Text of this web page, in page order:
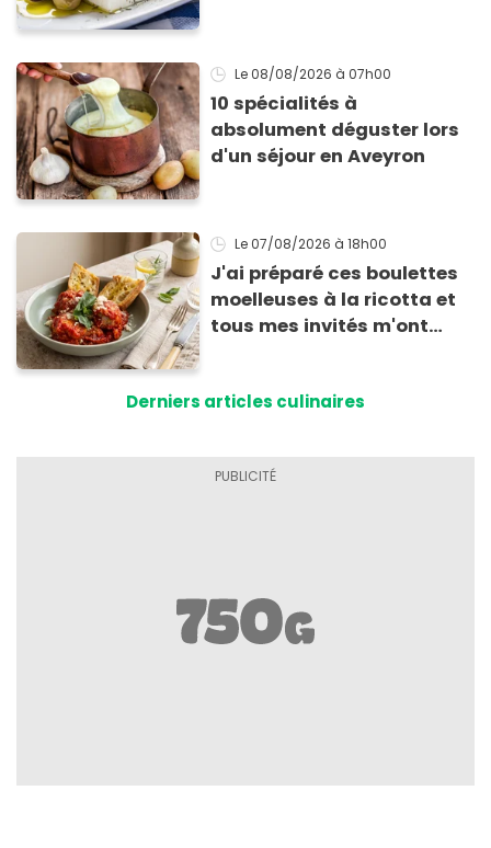
Le 08/08/2026 à 07h00
10 spécialités à
absolument déguster lors
d'un séjour en Aveyron
Le 07/08/2026 à 18h00
J'ai préparé ces boulettes
moelleuses à la ricotta et
tous mes invités m'ont
Derniers articles culinaires